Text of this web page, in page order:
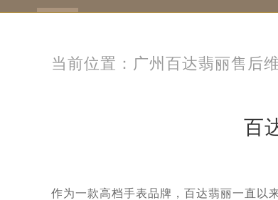
当前位置： 广州百达翡丽售后
百
作为一款高档手表品牌，百达翡丽一直以